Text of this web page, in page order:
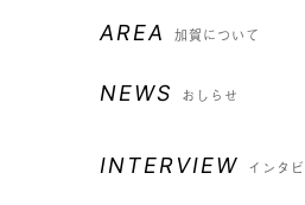
AREA 加賀について
NEWS おしらせ
INTERVIEW インタ